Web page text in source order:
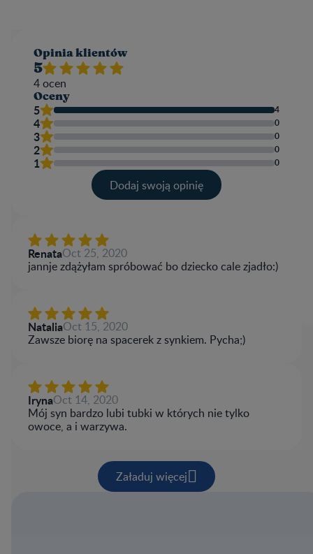
Opinia klientów​
5
4ocen
Oceny
5 4
4 0
3 0
2 0
1 0
Dodaj swoją opinię​
Nazwa użytkownika
RenataOct 25, 2020
jannje zdążyłam spróbować bo dziecko cale zjadło:)
NataliaOct 15, 2020
Zawsze biorę na spacerek z synkiem. Pycha;)
IrynaOct 14, 2020
Mój syn bardzo lubi tubki w których nie tylko
owoce, a i warzywa.
Załaduj więcej